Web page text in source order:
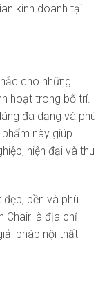
kinh doanh tại
cho những
hoạt trong bố trí.
đa dạng và phù
này giúp
hiện đại và thu
bền và phù
Chair là địa chỉ
pháp nội thất